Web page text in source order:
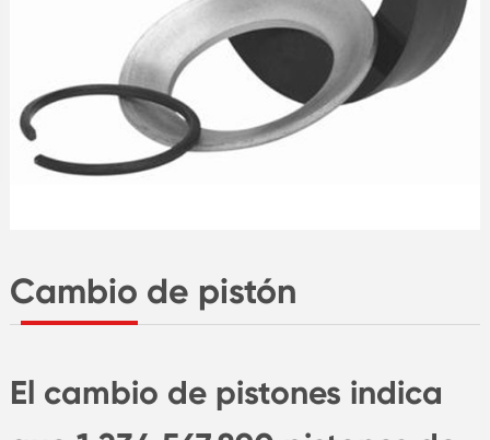
Cambio de pistón
El cambio de pistones indica